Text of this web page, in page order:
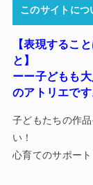
このサイトにつ
【表現するこ
と】
ーー子どもも
のアトリエです
子どもたちの作
い！
心育てのサポート